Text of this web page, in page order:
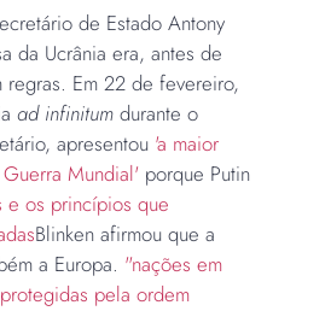
de Estado Antony
da Ucrânia era, antes de
Em 22 de fevereiro,
ad infinitumdurante o
apresentou 'a maior
Mundial'porque Putin
e os princípios que
Blinken afirmou que a
a Europa. "nações em
pela ordem